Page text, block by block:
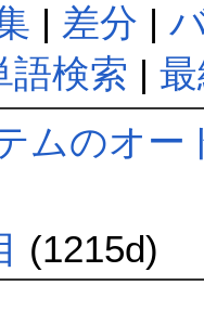
| 差分 |
語検索 |
ムのオ
(1215d)